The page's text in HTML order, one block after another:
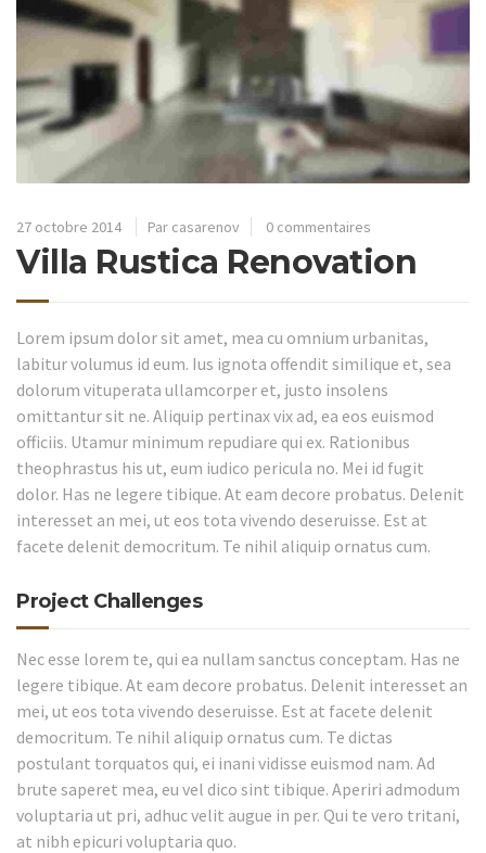
27 octobre 2014 Par casarenov 0 commentaires
Villa Rustica Renovation
Lorem ipsum dolor sit amet, mea cu omnium urbanitas,
labitur volumus id eum. Ius ignota offendit similique et, sea
dolorum vituperata ullamcorper et, justo insolens
omittantur sit ne. Aliquip pertinax vix ad, ea eos euismod
officiis. Utamur minimum repudiare qui ex. Rationibus
theophrastus his ut, eum iudico pericula no. Mei id fugit
dolor. Has ne legere tibique. At eam decore probatus. Delenit
interesset an mei, ut eos tota vivendo deseruisse. Est at
facete delenit democritum. Te nihil aliquip ornatus cum.
Project Challenges
Nec esse lorem te, qui ea nullam sanctus conceptam. Has ne
legere tibique. At eam decore probatus. Delenit interesset an
mei, ut eos tota vivendo deseruisse. Est at facete delenit
democritum. Te nihil aliquip ornatus cum. Te dictas
postulant torquatos qui, ei inani vidisse euismod nam. Ad
brute saperet mea, eu vel dico sint tibique. Aperiri admodum
voluptaria ut pri, adhuc velit augue in per. Qui te vero tritani,
at nibh epicuri voluptaria quo.